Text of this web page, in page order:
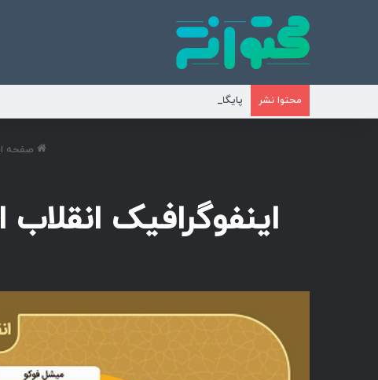
محتوا نشر پایگاه تخصصی انتشار محتوای مناسبتی و موضوعی
صفحه
اینفوگرافیک